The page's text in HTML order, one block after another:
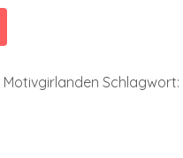
Motivgirlanden Schlagwort: